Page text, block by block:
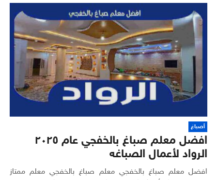
أصباغ
افضل معلم صباغ بالخفجي عام ٢٠٢٥
الرواد لأعمال الصباغه
افضل معلم صباغ بالخفجي معلم صباغ بالخفجي معلم ممتاز